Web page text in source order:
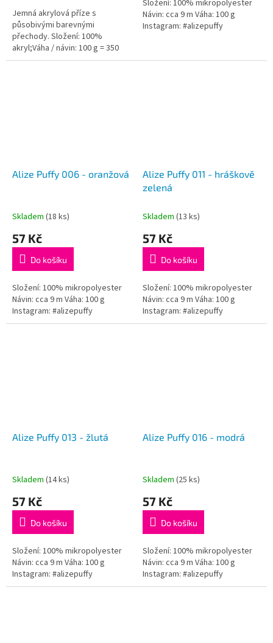
Jemná akrylová příze s
působivými barevnými
přechody. Složení: 100%
akryl;Váha / návin: 100 g = 350
m;Doporučená velikost jehlic /
5
hvězdiček.
Složení: 100% mikropolyester
Návin: cca 9 m Váha: 100 g
Instagram: #alizepuffy
Alize Puffy 006 - oranžová
Skladem (18 ks)
57 Kč
Do košíku
Složení: 100% mikropolyester
Návin: cca 9 m Váha: 100 g
Instagram: #alizepuffy
Alize Puffy 011 - hráškově
zelená
Skladem (13 ks)
57 Kč
Do košíku
Složení: 100% mikropolyester
Návin: cca 9 m Váha: 100 g
Instagram: #alizepuffy
Alize Puffy 013 - žlutá
Skladem (14 ks)
57 Kč
Do košíku
Složení: 100% mikropolyester
Návin: cca 9 m Váha: 100 g
Instagram: #alizepuffy
Alize Puffy 016 - modrá
Skladem (25 ks)
57 Kč
Do košíku
Složení: 100% mikropolyester
Návin: cca 9 m Váha: 100 g
Instagram: #alizepuffy